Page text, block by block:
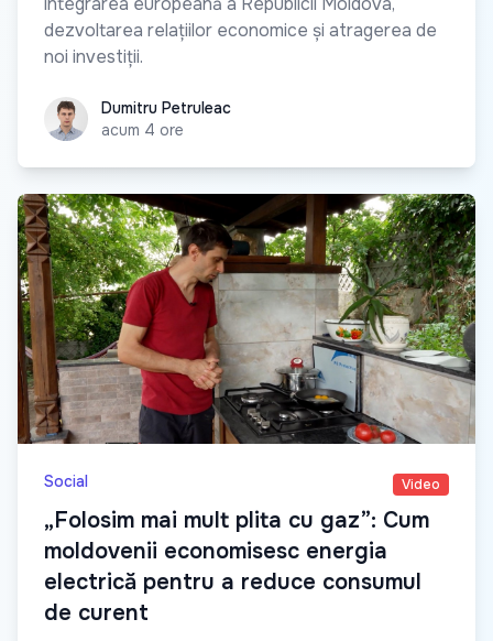
dezvoltarea relațiilor economice și atragerea de
noi investiții.
Dumitru Petruleac
Dumitru Petruleac
acum 4 ore
Social Video
„Folosim mai mult plita cu gaz”: Cum
moldovenii economisesc energia
electrică pentru a reduce consumul
de curent